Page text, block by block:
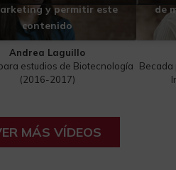
y permitir este
contenido
Andrea Laguillo
estudios de Biotecnología
(2016-2017)
de
Becada
MÁS VÍDEOS